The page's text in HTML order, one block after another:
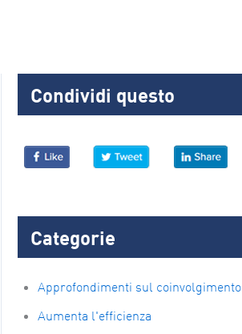
Condividi questo
Categorie
Approfondimenti sul coinvolgimento
Aumenta l'efficienza